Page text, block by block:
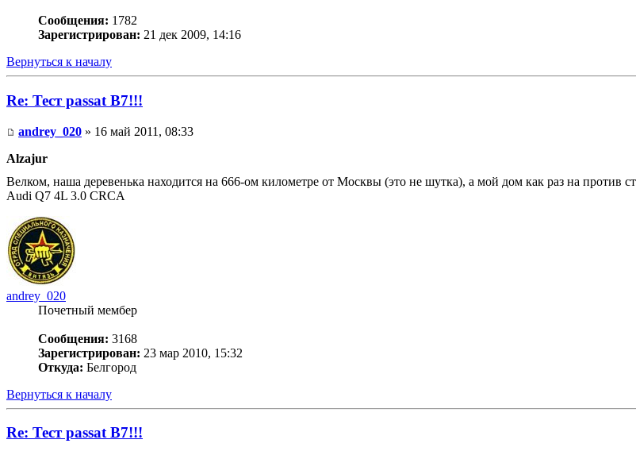
Сообщения: 1782
Зарегистрирован: 21 дек 2009, 14:16
Вернуться к началу
Re: Тест passat B7!!!
andrey_020 » 16 май 2011, 08:33
Alzajur
Велком, наша деревенька находится на 666-ом километре от Москвы (это не шутка), а мой дом как раз на против
Audi Q7 4L 3.0 CRCA
andrey_020
Почетный мембер
Сообщения: 3168
Зарегистрирован: 23 мар 2010, 15:32
Откуда: Белгород
Вернуться к началу
Re: Тест passat B7!!!